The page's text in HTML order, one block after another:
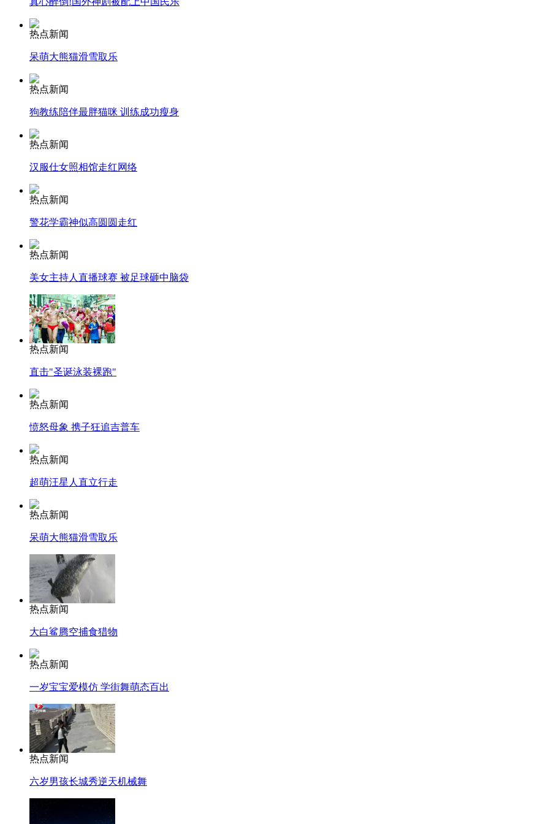
司机酒驾遇交警 急速倒车逃窜
热点新闻
呆萌大熊猫滑雪取乐
热点新闻
狗教练陪伴最胖猫咪 训练成功瘦身
热点新闻
汉服仕女照相馆走红网络
热点新闻
警花学霸神似高圆圆走红
热点新闻
美女主持人直播球赛 被足球砸中脑袋
热点新闻
直击"圣诞泳装裸跑"
热点新闻
愤怒母象 携子狂追吉普车
热点新闻
超萌汪星人直立行走
热点新闻
呆萌大熊猫滑雪取乐
热点新闻
大白鲨腾空捕食猎物
热点新闻
一岁宝宝爱模仿 学街舞萌态百出
热点新闻
六岁男孩长城秀逆天机械舞